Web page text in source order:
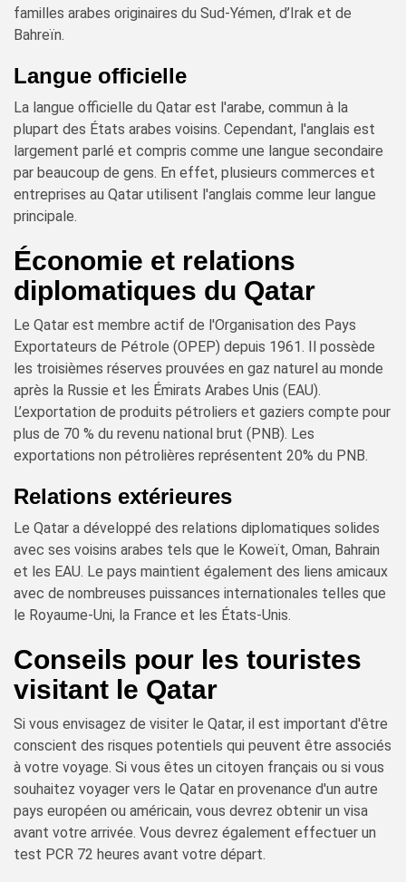
familles arabes originaires du Sud-Yémen, d’Irak et de
Bahreïn.
Langue officielle
La langue officielle du Qatar est l'arabe, commun à la
plupart des États arabes voisins. Cependant, l'anglais est
largement parlé et compris comme une langue secondaire
par beaucoup de gens. En effet, plusieurs commerces et
entreprises au Qatar utilisent l'anglais comme leur langue
principale.
Économie et relations
diplomatiques du Qatar
Le Qatar est membre actif de l'Organisation des Pays
Exportateurs de Pétrole (OPEP) depuis 1961. Il possède
les troisièmes réserves prouvées en gaz naturel au monde
après la Russie et les Émirats Arabes Unis (EAU).
L’exportation de produits pétroliers et gaziers compte pour
plus de 70 % du revenu national brut (PNB). Les
exportations non pétrolières représentent 20% du PNB.
Relations extérieures
Le Qatar a développé des relations diplomatiques solides
avec ses voisins arabes tels que le Koweït, Oman, Bahrain
et les EAU. Le pays maintient également des liens amicaux
avec de nombreuses puissances internationales telles que
le Royaume-Uni, la France et les États-Unis.
Conseils pour les touristes
visitant le Qatar
Si vous envisagez de visiter le Qatar, il est important d'être
conscient des risques potentiels qui peuvent être associés
à votre voyage. Si vous êtes un citoyen français ou si vous
souhaitez voyager vers le Qatar en provenance d'un autre
pays européen ou américain, vous devrez obtenir un visa
avant votre arrivée. Vous devrez également effectuer un
test PCR 72 heures avant votre départ.